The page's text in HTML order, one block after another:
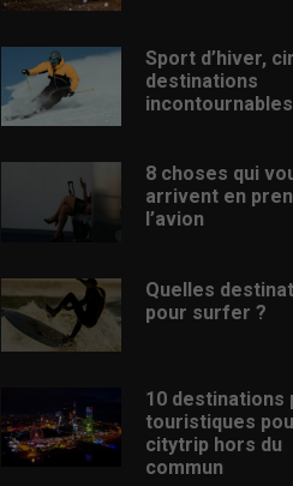
Sport d’hiver,
destinations
incontournables
8 choses qui
arrivent en
l’avion
Quelles
pour surfer ?
10 destinations
touristiques
citytrip hors du
commun